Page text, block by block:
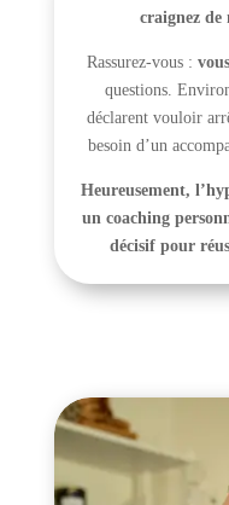
craignez de
Rassurez-vous :
questions.
déclarent vouloir
besoin d’un
Heureusement,
un coaching
décisif pour